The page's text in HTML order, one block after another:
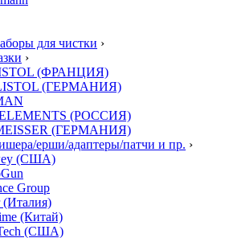
для чистки ›
›
(ФРАНЦИЯ)
(ГЕРМАНИЯ)
(РОССИЯ)
(ГЕРМАНИЯ)
ерши/адаптеры/патчи и пр. ›
(США)
Group
(Италия)
(Китай)
(США)